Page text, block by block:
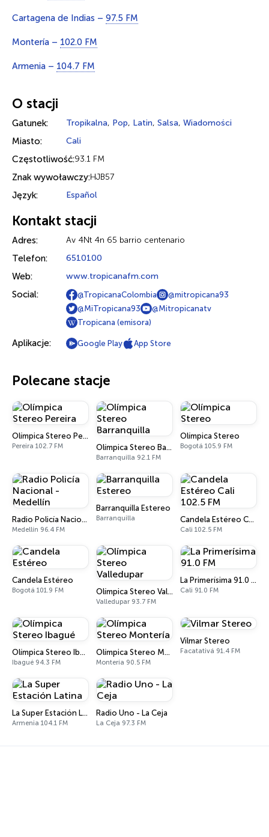
Cartagena de Indias – 97.5 FM
Montería – 102.0 FM
Armenia – 104.7 FM
O stacji
Gatunek: Tropikalna, Pop, Latin, Salsa, Wiadomości
Miasto: Cali
Częstotliwość:93.1 FM
Znak wywoławczy:HJB57
Język: Español
Kontakt stacji
Adres: Av 4Nt 4n 65 barrio centenario
Telefon: 6510100
Web: www.tropicanafm.com
Social: @TropicanaColombia
@mitropicana93
@MiTropicana93
@Mitropicanatv
Tropicana (emisora)
Aplikacje: Google Play App Store
Polecane stacje
Olímpica Stereo Pereira
Pereira 102.7 FM Olímpica Stereo Barranquilla
Barranquilla 92.1 FM
Olímpica Stereo
Bogotá 105.9 FM
Radio Policía Nacional - Medellín
Medellín 96.4 FM
Barranquilla Estereo
Barranquilla Candela Estéreo Cali 102.5 FM
Cali 102.5 FM
Candela Estéreo
Bogotá 101.9 FM Olímpica Stereo Valledupar
Valledupar 93.7 FM
La Primerísima 91.0 FM
Cali 91.0 FM
Olímpica Stereo Ibagué
Ibagué 94.3 FM
Olímpica Stereo Montería
Montería 90.5 FM
Vilmar Stereo
Facatativá 91.4 FM
La Super Estación Latina
Armenia 104.1 FM
Radio Uno - La Ceja
La Ceja 97.3 FM